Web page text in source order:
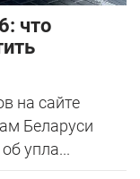
что
на сайте
Беларуси
упла...